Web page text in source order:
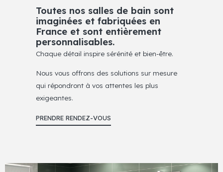
Toutes nos salles de bain sont
imaginées et fabriquées en
France et sont entièrement
personnalisables.
Chaque détail inspire sérénité et bien-être.
Nous vous offrons des solutions sur mesure
qui répondront à vos attentes les plus
exigeantes.
PRENDRE RENDEZ-VOUS